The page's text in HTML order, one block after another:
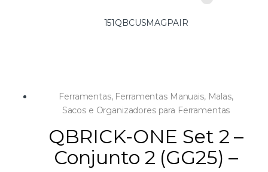
151QBCUSMAGPAIR
Ferramentas, Ferramentas Manuais, Malas,
Sacos e Organizadores para Ferramentas
QBRICK-ONE Set 2 –
Conjunto 2 (GG25) –